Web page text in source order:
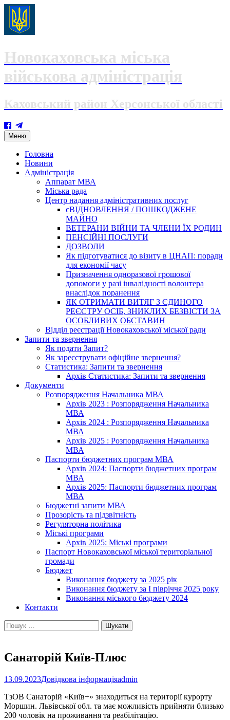
Новокаховська міська
військова адміністрація
Каховський район Херсонської області
Меню Skip
to
content
Головна
Новини
Адміністрація
Аппарат МВА
Міська рада
Центр надання адміністративних послуг
єВІДНОВЛЕННЯ / ПОШКОДЖЕНЕ
МАЙНО
ВЕТЕРАНИ ВІЙНИ ТА ЧЛЕНИ ЇХ РОДИН
ПЕНСІЙНІ ПОСЛУГИ
ДОЗВОЛИ
Як підготуватися до візиту в ЦНАП: поради
для економії часу
Призначення одноразової грошової
допомоги у разі інвалідності волонтера
внаслідок поранення
ЯК ОТРИМАТИ ВИТЯГ З ЄДИНОГО
РЕЄСТРУ ОСІБ, ЗНИКЛИХ БЕЗВІСТИ ЗА
ОСОБЛИВИХ ОБСТАВИН
Відділ реєстрації Новокаховської міської ради
Запити та звернення
Як подати Запит?
Як зареєструвати офіційне звернення?
Статистика: Запити та звернення
Архів Статистика: Запити та звернення
Документи
Розпорядження Начальника МВА
Архів 2023 : Розпорядження Начальника
МВА
Архів 2024 : Розпорядження Начальника
МВА
Архів 2025 : Розпорядження Начальника
МВА
Паспорти бюджетних програм МВА
Архів 2024: Паспорти бюджетних програм
МВА
Архів 2025: Паспорти бюджетних програм
МВА
Бюджетні запити МВА
Прозорість та підзвітність
Регуляторна політика
Міські програми
Архів 2025: Міські програми
Паспорт Новокаховської міської територіальної
громади
Бюджет
Виконання бюджету за 2025 рік
Виконання бюджету за І півріччя 2025 року
Виконання міського бюджету 2024
Контакти
Пошук:
Санаторій Київ-Плюс
13.09.2023Довідкова інформаціяadmin
ТзОВ Санаторій «Київ+» знаходиться на території курорту
Моршин. Львівської обл. та має можливість прийняти близько
200 чоловік на проживання та реабілітацію.